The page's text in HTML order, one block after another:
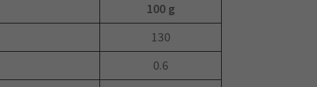
100 g
130
0.6